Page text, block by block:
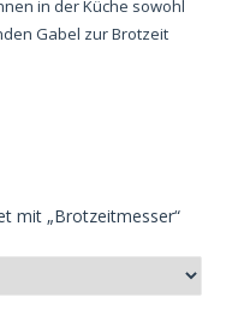
in der Küche sowohl
Gabel zur Brotzeit
mit „Brotzeitmesser“